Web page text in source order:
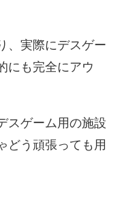
、実際にデスゲー
にも完全にアウ
スゲーム用の施設
どう頑張っても用